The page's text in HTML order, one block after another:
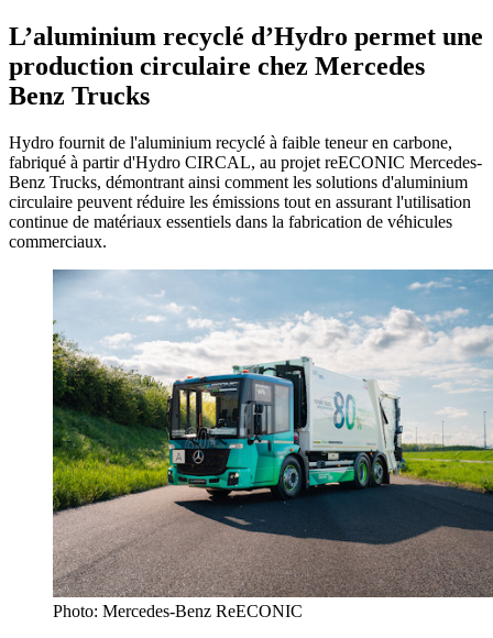
L’aluminium recyclé d’Hydro permet une
production circulaire chez Mercedes
Benz Trucks
Hydro fournit de l'aluminium recyclé à faible teneur en carbone,
fabriqué à partir d'Hydro CIRCAL, au projet reECONIC Mercedes-
Benz Trucks, démontrant ainsi comment les solutions d'aluminium
circulaire peuvent réduire les émissions tout en assurant l'utilisation
continue de matériaux essentiels dans la fabrication de véhicules
commerciaux.
Photo: Mercedes-Benz ReECONIC